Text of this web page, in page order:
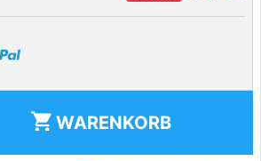
shopping_cart WARENKORB